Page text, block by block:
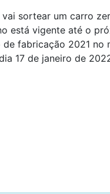
sortear um carro
está vigente até o
fabricação 2021 no
17 de janeiro de